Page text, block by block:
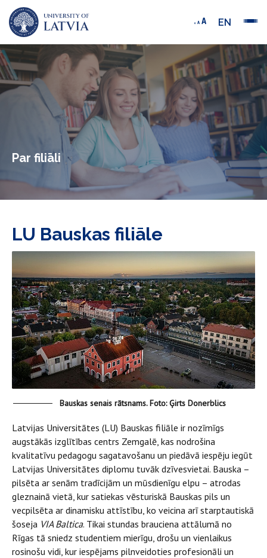
EN
Par filiāli
LU Bauskas filiāle
Bauskas senais rātsnams. Foto: Ģirts Donerblics
Latvijas Universitātes (LU) Bauskas filiāle ir nozīmīgs
augstākās izglītības centrs Zemgalē, kas nodrošina
kvalitatīvu pedagogu sagatavošanu un piedāvā iespēju iegūt
Latvijas Universitātes diplomu tuvāk dzīvesvietai. Bauska –
pilsēta ar senām tradīcijām un mūsdienīgu elpu – atrodas
gleznainā vietā, kur satiekas vēsturiskā Bauskas pils un
vecpilsēta ar dinamisku attīstību, ko veicina arī starptautiskā
šoseja VIA Baltica. Tikai stundas brauciena attālumā no
Rīgas tā sniedz studentiem mierīgu, drošu un vienlaikus
rosinošu vidi, kur iespējams pilnveidoties profesionāli un